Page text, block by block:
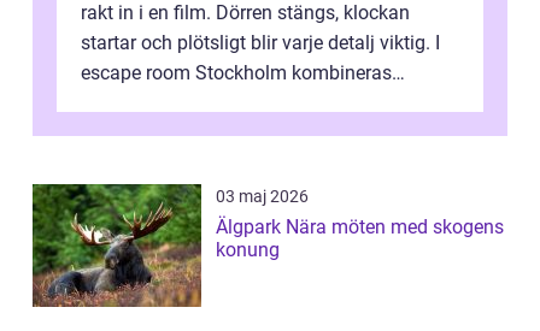
rakt in i en film. Dörren stängs, klockan
startar och plötsligt blir varje detalj viktig. I
escape room Stockholm kombineras
03 maj 2026
Älgpark Nära möten med skogens
konung